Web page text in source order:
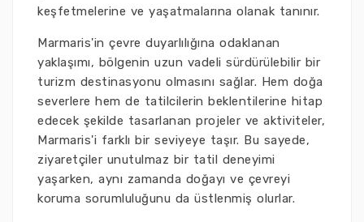
keşfetmelerine ve yaşatmalarına olanak tanınır.
Marmaris'in çevre duyarlılığına odaklanan
yaklaşımı, bölgenin uzun vadeli sürdürülebilir bir
turizm destinasyonu olmasını sağlar. Hem doğa
severlere hem de tatilcilerin beklentilerine hitap
edecek şekilde tasarlanan projeler ve aktiviteler,
Marmaris'i farklı bir seviyeye taşır. Bu sayede,
ziyaretçiler unutulmaz bir tatil deneyimi
yaşarken, aynı zamanda doğayı ve çevreyi
koruma sorumluluğunu da üstlenmiş olurlar.